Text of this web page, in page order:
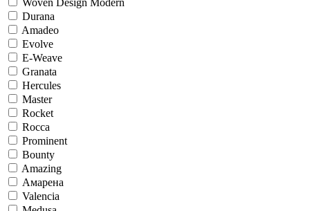
Durana
Amadeo
Evolve
E-Weave
Granata
Hercules
Master
Rocket
Rocca
Prominent
Bounty
Amazing
Амарена
Valencia